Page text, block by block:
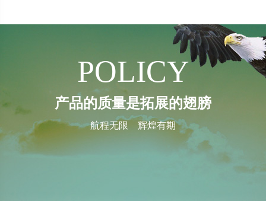
POLICY
产品的质量是拓展的翅膀
航程无限 辉煌有期